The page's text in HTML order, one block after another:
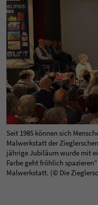
Seit 1985 können sich
Malwerkstatt der
jährige Jubiläum wurde mit
Farbe geht fröhlich
Malwerkstatt. (© Die